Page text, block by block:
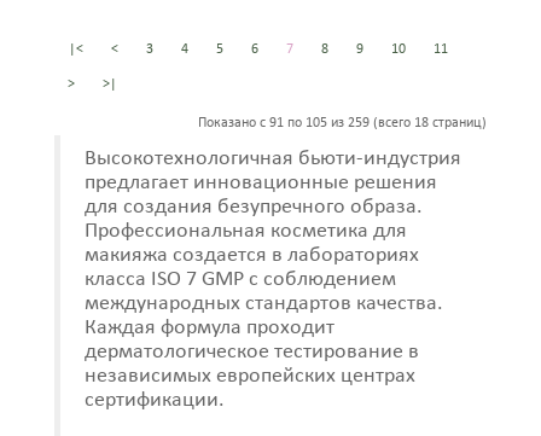
|< < 3 4 5 6 7 8 9 10 11
> >|
Показано с 91 по 105 из 259 (всего 18 страниц)
Высокотехнологичная бьюти-индустрия
предлагает инновационные решения
для создания безупречного образа.
Профессиональная косметика для
макияжа создается в лабораториях
класса ISO 7 GMP с соблюдением
международных стандартов качества.
Каждая формула проходит
дерматологическое тестирование в
независимых европейских центрах
сертификации.